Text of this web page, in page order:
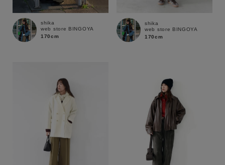
shika
web store BINGOYA
170cm
shika
web store BINGOYA
170cm